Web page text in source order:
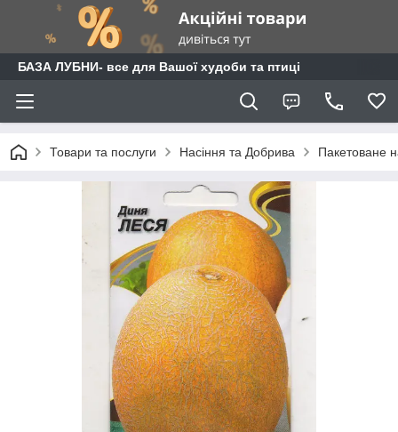
БАЗА ЛУБНИ- все для Вашої худоби та птиці
Товари та послуги Насіння та Добрива Пакетоване